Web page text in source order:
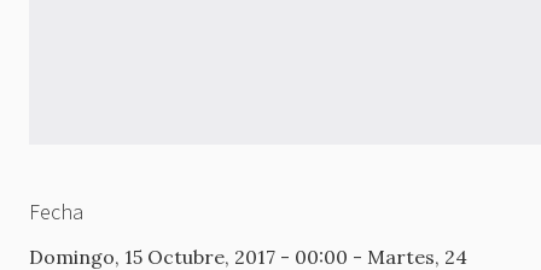
Fecha
Domingo, 15 Octubre, 2017 - 00:00 - Martes, 24